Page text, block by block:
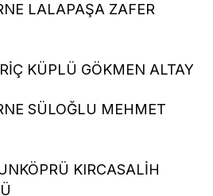
LALAPAŞA ZAFER
KÜPLÜ GÖKMEN ALTAY
SÜLOĞLU MEHMET
KIRCASALİH